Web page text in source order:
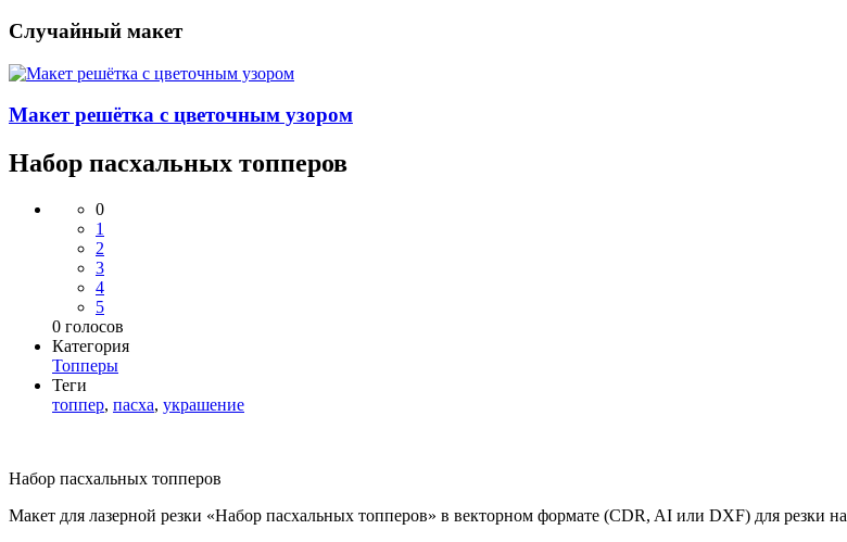
Случайный макет
Макет решётка с цветочным узором
Набор пасхальных топперов
0
1
2
3
4
5
0 голосов
Категория
Топперы
Теги
топпер, пасха, украшение
Набор пасхальных топперов
Макет для лазерной резки «Набор пасхальных топперов» в векторном формате (CDR, AI или DXF) для резки на